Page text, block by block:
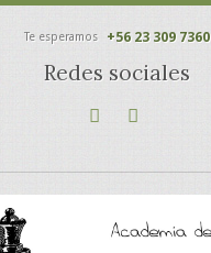
Te esperamos +56 23 309 7360
Redes sociales